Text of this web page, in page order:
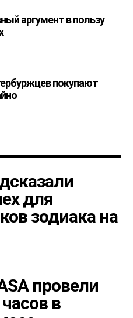
аргумент в пользу
покупают
для
зодиака на
провели
в